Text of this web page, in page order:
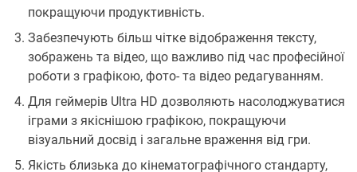
покращуючи продуктивність.
Забезпечують більш чітке відображення тексту,
зображень та відео, що важливо під час професійної
роботи з графікою, фото- та відео редагуванням.
Для геймерів Ultra HD дозволяють насолоджуватися
іграми з якіснішою графікою, покращуючи
візуальний досвід і загальне враження від гри.
Якість близька до кінематографічного стандарту,